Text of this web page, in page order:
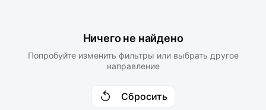
Ничего не найдено
Попробуйте изменить фильтры или выбрать другое
направление
Сбросить